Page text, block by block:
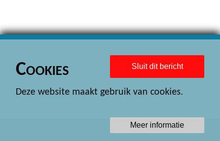
Sluit dit bericht
Cookies
Deze website maakt gebruik van cookies.
Meer informatie